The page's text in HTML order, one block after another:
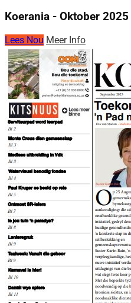
Koerania - Oktober 2025
Lees Nou Meer Info